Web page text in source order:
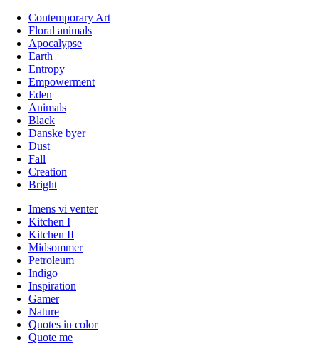
Contemporary Art
Floral animals
Apocalypse
Earth
Entropy
Empowerment
Eden
Animals
Black
Danske byer
Dust
Fall
Creation
Bright
Imens vi venter
Kitchen I
Kitchen II
Midsommer
Petroleum
Indigo
Inspiration
Gamer
Nature
Quotes in color
Quote me